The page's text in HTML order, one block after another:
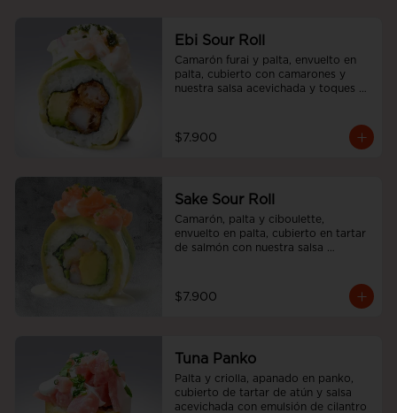
Ebi Sour Roll
Camarón furai y palta, envuelto en
palta, cubierto con camarones y
nuestra salsa acevichada y toques
$7.900
Sake Sour Roll
Camarón, palta y ciboulette,
envuelto en palta, cubierto en tartar
de salmón con nuestra salsa
$7.900
Tuna Panko
Palta y criolla, apanado en panko,
cubierto de tartar de atún y salsa
acevichada con emulsión de cilantro